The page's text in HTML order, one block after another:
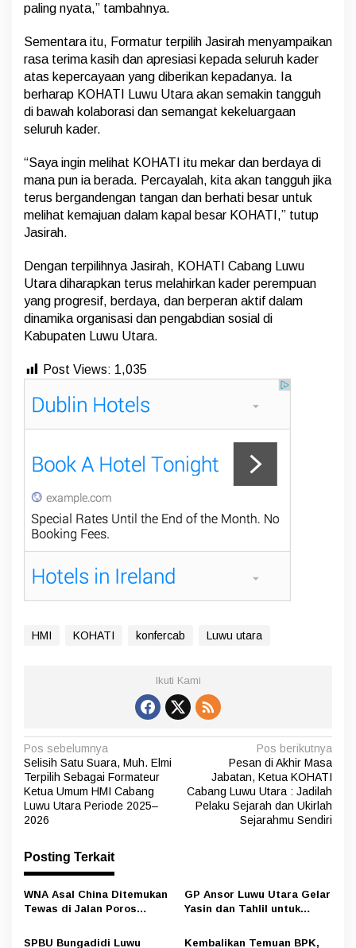
paling nyata,” tambahnya.
Sementara itu, Formatur terpilih Jasirah menyampaikan
rasa terima kasih dan apresiasi kepada seluruh kader
atas kepercayaan yang diberikan kepadanya. Ia
berharap KOHATI Luwu Utara akan semakin tangguh
di bawah kolaborasi dan semangat kekeluargaan
seluruh kader.
“Saya ingin melihat KOHATI itu mekar dan berdaya di
mana pun ia berada. Percayalah, kita akan tangguh jika
terus bergandengan tangan dan berhati besar untuk
melihat kemajuan dalam kapal besar KOHATI,” tutup
Jasirah.
Dengan terpilihnya Jasirah, KOHATI Cabang Luwu
Utara diharapkan terus melahirkan kader perempuan
yang progresif, berdaya, dan berperan aktif dalam
dinamika organisasi dan pengabdian sosial di
Kabupaten Luwu Utara.
Post Views: 1,035
HMI KOHATI konfercab Luwu utara
Ikuti Kami
N
a
v
i
a
s
i
Pos sebelumnya
Selisih Satu Suara, Muh. Elmi
Terpilih Sebagai Formateur
Ketua Umum HMI Cabang
Luwu Utara Periode 2025–
2026
Pos berikutnya
Pesan di Akhir Masa
Jabatan, Ketua KOHATI
Cabang Luwu Utara : Jadilah
Pelaku Sejarah dan Ukirlah
Sejarahmu Sendiri
Posting Terkait
WNA Asal China Ditemukan
Tewas di Jalan Poros
Amankan Terduga Pelaku
GP Ansor Luwu Utara Gelar
Yasin dan Tahlil untuk
Bandang Masamba
SPBU Bungadidi Luwu Kembalikan Temuan BPK,